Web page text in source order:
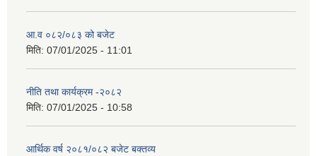
आ.व ०८२/०८३ को बजेट
मिति: 07/01/2025 - 11:01
नीति तथा कार्यक्रम -२०८२
मिति: 07/01/2025 - 10:58
आर्थिक वर्ष २०८१/०८२ बजेट बक्तव्य